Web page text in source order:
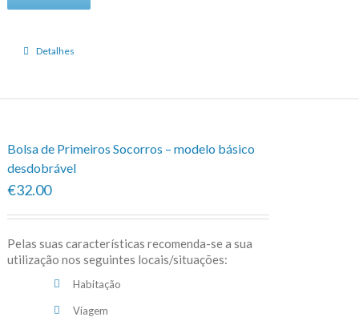
Detalhes
Bolsa de Primeiros Socorros – modelo básico
desdobrável
€32.00
Pelas suas características recomenda-se a sua
utilização nos seguintes locais/situações:
Habitação
Viagem